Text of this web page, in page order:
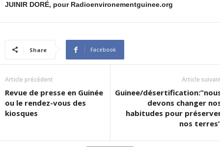
JUINIR DORÉ, pour Radioenvironementguinee.org
Share Facebook
Article précédent
Revue de presse en Guinée
ou le rendez-vous des
kiosques
Article
Guinee/
devons changer
habitudes pour
nos